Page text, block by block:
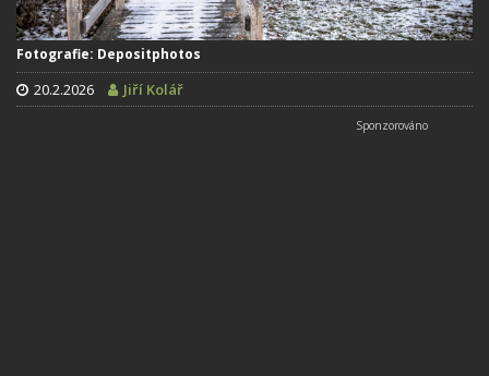
Fotografie: Depositphotos
20.2.2026 Jiří Kolář